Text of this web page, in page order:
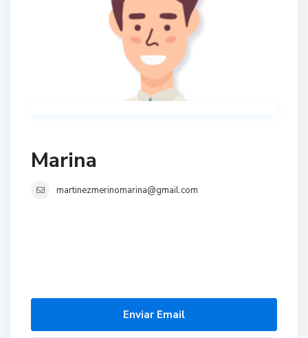
Marina
martinezmerinomarina@gmail.com
Enviar Email